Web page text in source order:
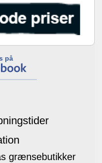
på
grænsebutikker